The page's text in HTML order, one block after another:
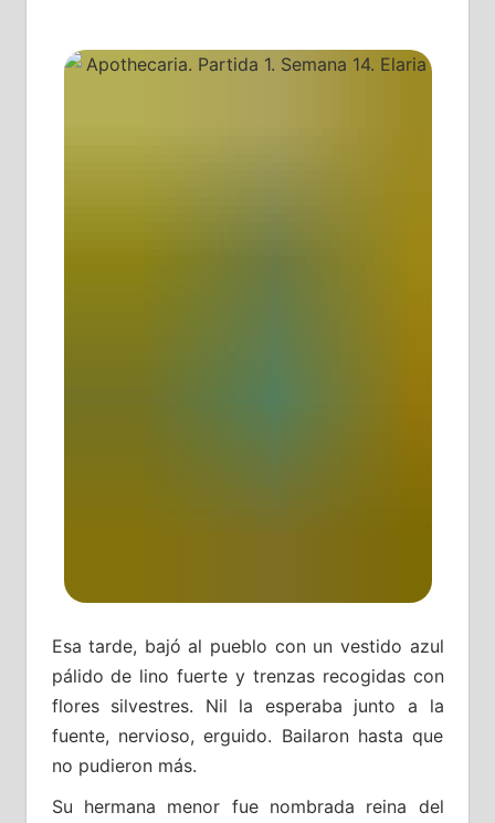
Esa tarde, bajó al pueblo con un vestido azul
pálido de lino fuerte y trenzas recogidas con
flores silvestres. Nil la esperaba junto a la
fuente, nervioso, erguido. Bailaron hasta que
no pudieron más.
Su hermana menor fue nombrada reina del